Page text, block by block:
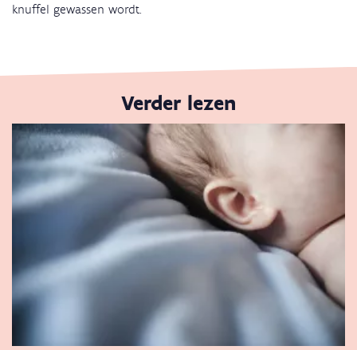
knuffel gewassen wordt.
Verder lezen